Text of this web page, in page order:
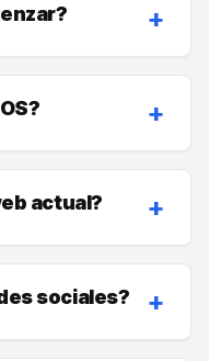
+
+
actual? +
sociales? +